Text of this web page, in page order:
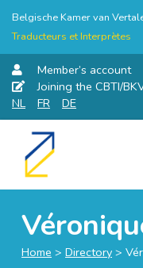
Belgische Kamer van
Traducteurs et Interprètes
Member’s account
Joining the CBTI/
NL
FR DE
Skip
Home > Directory >